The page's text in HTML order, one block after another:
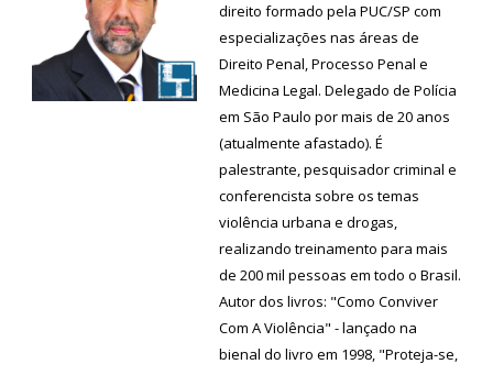
direito formado pela PUC/SP com
especializações nas áreas de
Direito Penal, Processo Penal e
Medicina Legal. Delegado de Polícia
em São Paulo por mais de 20 anos
(atualmente afastado). É
palestrante, pesquisador criminal e
conferencista sobre os temas
violência urbana e drogas,
realizando treinamento para mais
de 200 mil pessoas em todo o Brasil.
Autor dos livros: "Como Conviver
Com A Violência" - lançado na
bienal do livro em 1998, "Proteja-se,